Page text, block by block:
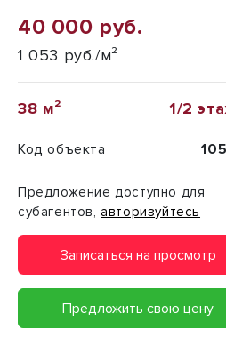
Подробнее
40 000 руб.
1 053 руб./м²
38 м² 1/2
Код объекта
Предложение доступно для
субагентов,авторизуйтесь
Записаться на просмотр
Предложить свою цену